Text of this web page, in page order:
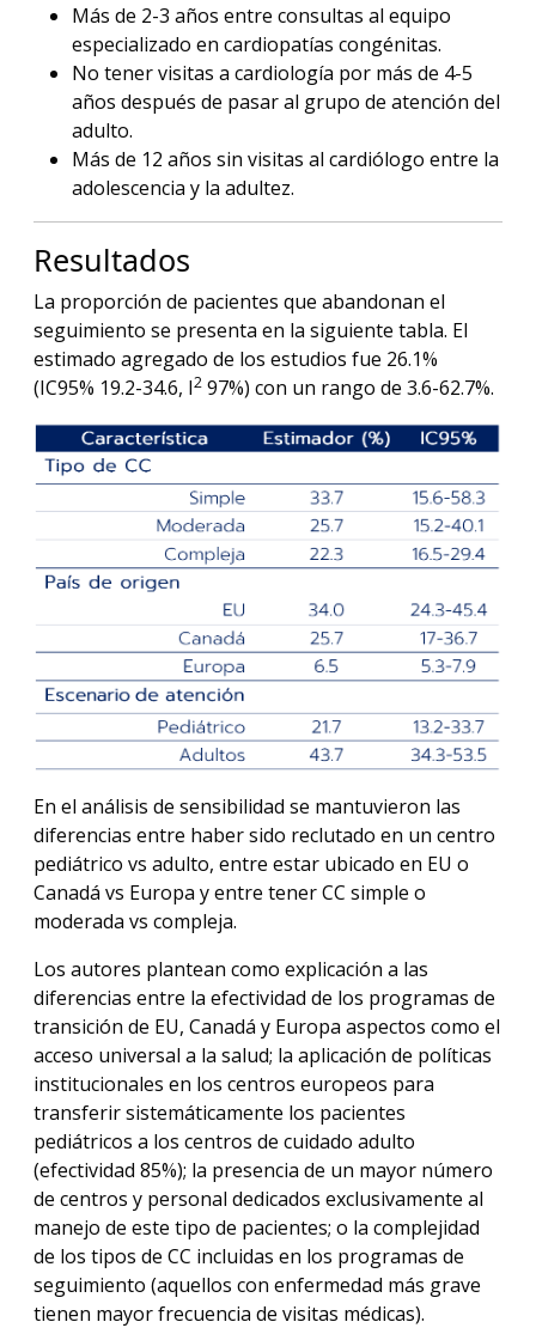
Más de 2-3 años entre consultas al equipo
especializado en cardiopatías congénitas.
No tener visitas a cardiología por más de 4-5
años después de pasar al grupo de atención del
adulto.
Más de 12 años sin visitas al cardiólogo entre la
adolescencia y la adultez.
Resultados
La proporción de pacientes que abandonan el
seguimiento se presenta en la siguiente tabla. El
estimado agregado de los estudios fue 26.1%
(IC95% 19.2-34.6, I2 97%) con un rango de 3.6-62.7%.
En el análisis de sensibilidad se mantuvieron las
diferencias entre haber sido reclutado en un centro
pediátrico vs adulto, entre estar ubicado en EU o
Canadá vs Europa y entre tener CC simple o
moderada vs compleja.
Los autores plantean como explicación a las
diferencias entre la efectividad de los programas de
transición de EU, Canadá y Europa aspectos como el
acceso universal a la salud; la aplicación de políticas
institucionales en los centros europeos para
transferir sistemáticamente los pacientes
pediátricos a los centros de cuidado adulto
(efectividad 85%); la presencia de un mayor número
de centros y personal dedicados exclusivamente al
manejo de este tipo de pacientes; o la complejidad
de los tipos de CC incluidas en los programas de
seguimiento (aquellos con enfermedad más grave
tienen mayor frecuencia de visitas médicas).